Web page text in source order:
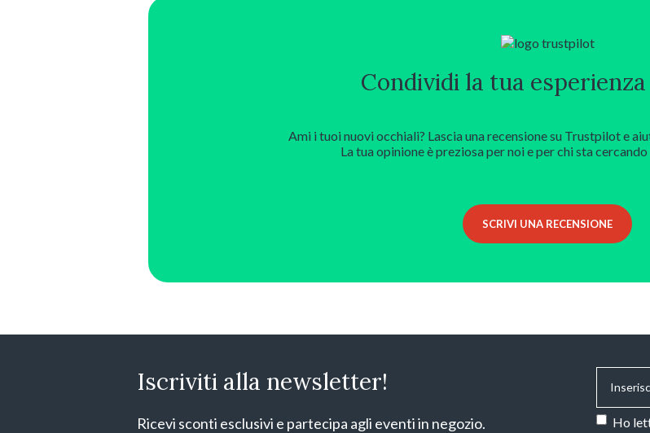
Condividi la tua
Ami i tuoi nuovi occhiali? Lascia una recensione su Trustpilot e
La tua opinione è preziosa per noi e per chi sta
SCRIVI UNA RECENSIONE
Iscriviti alla newsletter!
Ricevi sconti esclusivi e partecipa agli eventi in negozio.
Email*
Consenso
Ho